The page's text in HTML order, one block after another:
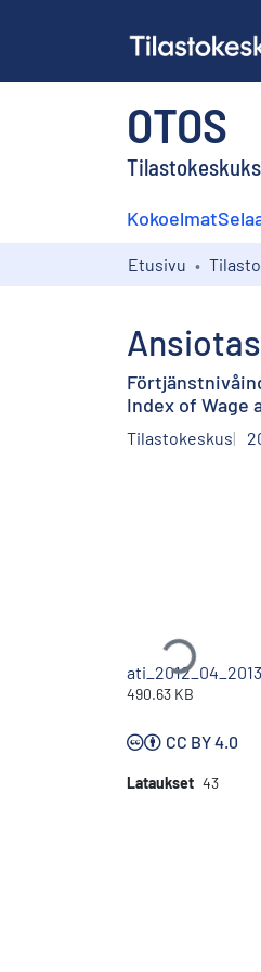
OTOS
Kokoelmat
Etusivu
Index of Wage
Tilastokeskus
Ladataan...
490.63 KB
CC BY 4.0
Lataukset 43